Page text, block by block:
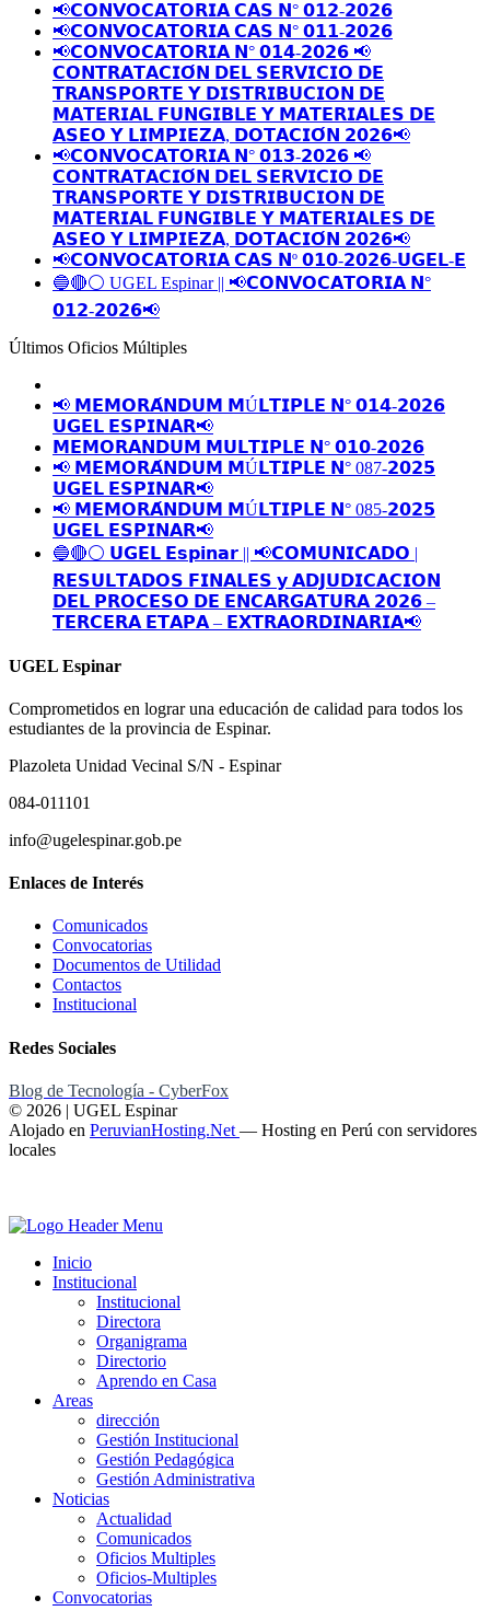
📢𝗖𝗢𝗡𝗩𝗢𝗖𝗔𝗧𝗢𝗥𝗜𝗔 𝗖𝗔𝗦 𝗡° 𝟬𝟭𝟮-𝟮𝟬𝟮𝟲
📢𝗖𝗢𝗡𝗩𝗢𝗖𝗔𝗧𝗢𝗥𝗜𝗔 𝗖𝗔𝗦 𝗡° 𝟬𝟭𝟭-𝟮𝟬𝟮𝟲
📢𝗖𝗢𝗡𝗩𝗢𝗖𝗔𝗧𝗢𝗥𝗜𝗔 𝗡° 𝟬𝟭𝟰-𝟮𝟬𝟮𝟲 📢
𝗖𝗢𝗡𝗧𝗥𝗔𝗧𝗔𝗖𝗜𝗢́𝗡 𝗗𝗘𝗟 𝗦𝗘𝗥𝗩𝗜𝗖𝗜𝗢 𝗗𝗘
𝗧𝗥𝗔𝗡𝗦𝗣𝗢𝗥𝗧𝗘 𝗬 𝗗𝗜𝗦𝗧𝗥𝗜𝗕𝗨𝗖𝗜𝗢𝗡 𝗗𝗘
𝗠𝗔𝗧𝗘𝗥𝗜𝗔𝗟 𝗙𝗨𝗡𝗚𝗜𝗕𝗟𝗘 𝗬 𝗠𝗔𝗧𝗘𝗥𝗜𝗔𝗟𝗘𝗦 𝗗𝗘
𝗔𝗦𝗘𝗢 𝗬 𝗟𝗜𝗠𝗣𝗜𝗘𝗭𝗔, 𝗗𝗢𝗧𝗔𝗖𝗜𝗢́𝗡 𝟮𝟬𝟮𝟲📢
📢𝗖𝗢𝗡𝗩𝗢𝗖𝗔𝗧𝗢𝗥𝗜𝗔 𝗡° 𝟬𝟭𝟯-𝟮𝟬𝟮𝟲 📢
𝗖𝗢𝗡𝗧𝗥𝗔𝗧𝗔𝗖𝗜𝗢́𝗡 𝗗𝗘𝗟 𝗦𝗘𝗥𝗩𝗜𝗖𝗜𝗢 𝗗𝗘
𝗧𝗥𝗔𝗡𝗦𝗣𝗢𝗥𝗧𝗘 𝗬 𝗗𝗜𝗦𝗧𝗥𝗜𝗕𝗨𝗖𝗜𝗢𝗡 𝗗𝗘
𝗠𝗔𝗧𝗘𝗥𝗜𝗔𝗟 𝗙𝗨𝗡𝗚𝗜𝗕𝗟𝗘 𝗬 𝗠𝗔𝗧𝗘𝗥𝗜𝗔𝗟𝗘𝗦 𝗗𝗘
𝗔𝗦𝗘𝗢 𝗬 𝗟𝗜𝗠𝗣𝗜𝗘𝗭𝗔, 𝗗𝗢𝗧𝗔𝗖𝗜𝗢́𝗡 𝟮𝟬𝟮𝟲📢
📢𝗖𝗢𝗡𝗩𝗢𝗖𝗔𝗧𝗢𝗥𝗜𝗔 𝗖𝗔𝗦 𝗡º 𝟬𝟭𝟬-𝟮𝟬𝟮𝟲-𝗨𝗚𝗘𝗟-𝗘
🔵🔴⚪️ UGEL Espinar || 📢𝗖𝗢𝗡𝗩𝗢𝗖𝗔𝗧𝗢𝗥𝗜𝗔 𝗡°
𝟬𝟭𝟮-𝟮𝟬𝟮𝟲📢
Últimos Oficios Múltiples
📢 𝗠𝗘𝗠𝗢𝗥𝗔́𝗡𝗗𝗨𝗠 𝗠Ú𝗟𝗧𝗜𝗣𝗟𝗘 𝗡° 𝟬𝟭𝟰-𝟮𝟬𝟮𝟲
𝗨𝗚𝗘𝗟 𝗘𝗦𝗣𝗜𝗡𝗔𝗥📢
𝗠𝗘𝗠𝗢𝗥𝗔𝗡𝗗𝗨𝗠 𝗠𝗨𝗟𝗧𝗜𝗣𝗟𝗘 𝗡° 𝟬𝟭𝟬-𝟮𝟬𝟮𝟲
📢 𝗠𝗘𝗠𝗢𝗥𝗔́𝗡𝗗𝗨𝗠 𝗠Ú𝗟𝗧𝗜𝗣𝗟𝗘 𝗡° 087-𝟮𝟬𝟮𝟱
𝗨𝗚𝗘𝗟 𝗘𝗦𝗣𝗜𝗡𝗔𝗥📢
📢 𝗠𝗘𝗠𝗢𝗥𝗔́𝗡𝗗𝗨𝗠 𝗠Ú𝗟𝗧𝗜𝗣𝗟𝗘 𝗡° 085-𝟮𝟬𝟮𝟱
𝗨𝗚𝗘𝗟 𝗘𝗦𝗣𝗜𝗡𝗔𝗥📢
🔵🔴⚪️ 𝗨𝗚𝗘𝗟 𝗘𝘀𝗽𝗶𝗻𝗮𝗿 || 📢𝗖𝗢𝗠𝗨𝗡𝗜𝗖𝗔𝗗𝗢 |
𝗥𝗘𝗦𝗨𝗟𝗧𝗔𝗗𝗢𝗦 𝗙𝗜𝗡𝗔𝗟𝗘𝗦 𝘆 𝗔𝗗𝗝𝗨𝗗𝗜𝗖𝗔𝗖𝗜𝗢𝗡
𝗗𝗘𝗟 𝗣𝗥𝗢𝗖𝗘𝗦𝗢 𝗗𝗘 𝗘𝗡𝗖𝗔𝗥𝗚𝗔𝗧𝗨𝗥𝗔 𝟮𝟬𝟮𝟲 –
𝗧𝗘𝗥𝗖𝗘𝗥𝗔 𝗘𝗧𝗔𝗣𝗔 – 𝗘𝗫𝗧𝗥𝗔𝗢𝗥𝗗𝗜𝗡𝗔𝗥𝗜𝗔📢
UGEL Espinar
Comprometidos en lograr una educación de calidad para todos los
estudiantes de la provincia de Espinar.
Plazoleta Unidad Vecinal S/N - Espinar
084-011101
info@ugelespinar.gob.pe
Enlaces de Interés
Comunicados
Convocatorias
Documentos de Utilidad
Contactos
Institucional
Redes Sociales
Blog de Tecnología - CyberFox
© 2026 | UGEL Espinar
Alojado en PeruvianHosting.Net — Hosting en Perú con servidores
locales
Inicio
Institucional
Institucional
Directora
Organigrama
Directorio
Aprendo en Casa
Areas
dirección
Gestión Institucional
Gestión Pedagógica
Gestión Administrativa
Noticias
Actualidad
Comunicados
Oficios Multiples
Oficios-Multiples
Convocatorias